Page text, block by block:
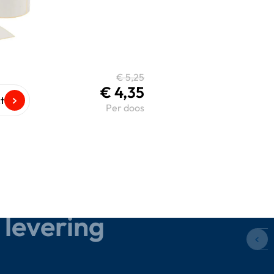
€5,25
€4,35
Per doos